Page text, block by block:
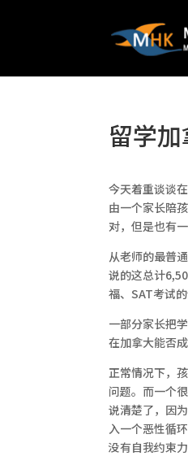
留学
今天着重谈谈
由一个家长陪
对，但是也有
从老师的最普
说的这总计
福、SAT考试
一部分家长把
在加拿大能否
正常情况下，
问题。而一个
说清楚了，因
入一个恶性循
没有自我约束